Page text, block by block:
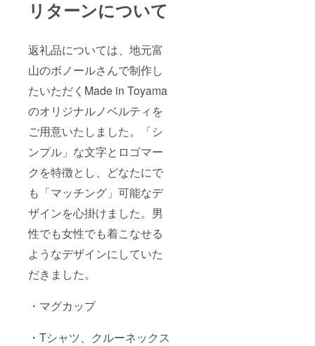
リターンについて
返礼品については、地元富
山のボノールさんで制作し
たいただくMade in Toyama
のオリジナルノベルティを
ご用意いたしました。「シ
ンプル」な文字とロゴマー
クを特徴とし、どなたにで
も「マッチング」可能なデ
ザインを心掛けました。男
性でも女性でも着こなせる
ようなデザインにしていた
だきました。
・マグカップ
・Tシャツ、クルーネックス